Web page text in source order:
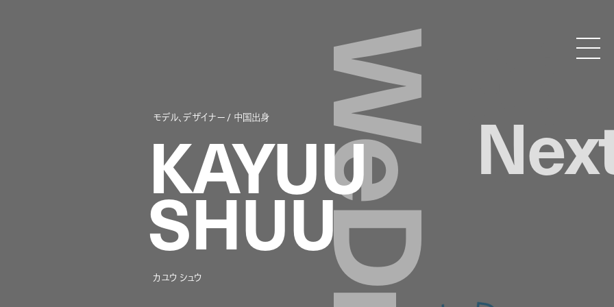
Droptokyo
モデル、デザイナー / 中国出身
KAYUU
SHUU
カユウ シュウ